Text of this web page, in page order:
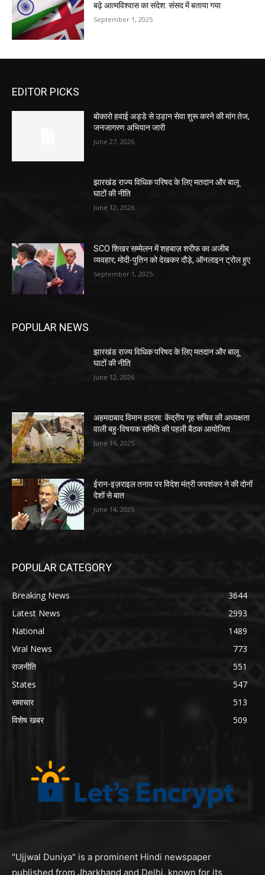
बढ़े आत्मविश्वास का संदेश: संसद में बताया गया
September 1, 2025
EDITOR PICKS
बोकारो हवाई अड्डे से उड़ान सेवा शुरू करने की मांग तेज,
जनजागरण अभियान जारी
June 27, 2026
झारखंड राज्य विधिक परिषद के लिए मतदान और बालू
घाटों की नीति
June 12, 2026
SCO शिखर सम्मेलन में शहबाज़ शरीफ का अजीब
व्यवहार; मोदी-पुतिन को देखकर दौड़े, ऑनलाइन ट्रोल हुए
September 1, 2025
POPULAR NEWS
झारखंड राज्य विधिक परिषद के लिए मतदान और बालू
घाटों की नीति
June 12, 2026
अहमदाबाद विमान हादसा: केंद्रीय गृह सचिव की अध्यक्षता
वाली बहु-विषयक समिति की पहली बैठक आयोजित
June 16, 2025
ईरान-इज़राइल तनाव पर विदेश मंत्री जयशंकर ने की दोनों
देशों से बात
June 14, 2025
POPULAR CATEGORY
Breaking News
3644
Latest News
2993
National
1489
Viral News
773
राजनीति
551
States
547
समाचार
513
विशेष खबर
509
"Ujjwal Duniya" is a prominent Hindi newspaper
published from Jharkhand and Delhi, known for its